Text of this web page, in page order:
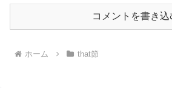
コメントを書き込
ホーム that節